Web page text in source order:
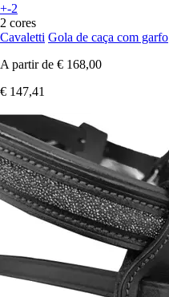
+-2
2 cores
Cavaletti Gola de caça com garfo
A partir de € 168,00
€ 147,41